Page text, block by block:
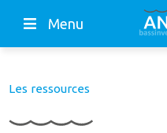
Menu
Les ressources